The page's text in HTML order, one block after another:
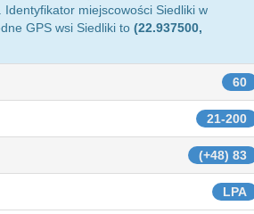
Identyfikator miejscowości Siedliki w
GPS wsi Siedliki to (22.937500,
60
21-200
(+48) 83
LPA